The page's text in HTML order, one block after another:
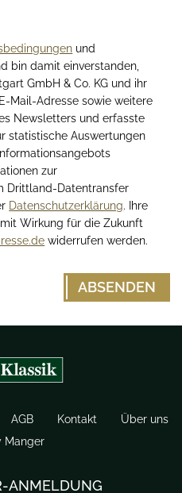
und
bin damit einverstanden,
GmbH & Co. KG und ihr
Mail-Adresse sowie weitere
Newsletters und erfasste
statistische Auswertungen
zur
Drittland-Datentransfer
Datenschutzerklärung. Ihre
Wirkung für die Zukunft
widerrufen werden.
AGB Kontakt
Über uns
Manger
ANMELDUNG